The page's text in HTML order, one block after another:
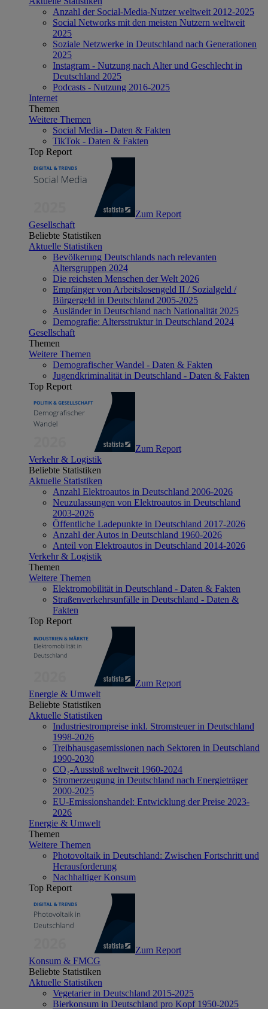
Anzahl der Social-Media-Nutzer weltweit 2012-2025
Social Networks mit den meisten Nutzern weltweit
2025
Soziale Netzwerke in Deutschland nach Generationen
2025
Instagram - Nutzung nach Alter und Geschlecht in
Deutschland 2025
Podcasts - Nutzung 2016-2025
Internet
Themen
Weitere Themen
Social Media - Daten & Fakten
TikTok - Daten & Fakten
Top Report
Zum Report
Gesellschaft
Beliebte Statistiken
Aktuelle Statistiken
Bevölkerung Deutschlands nach relevanten
Altersgruppen 2024
Die reichsten Menschen der Welt 2026
Empfänger von Arbeitslosengeld II / Sozialgeld /
Bürgergeld in Deutschland 2005-2025
Ausländer in Deutschland nach Nationalität 2025
Demografie: Altersstruktur in Deutschland 2024
Gesellschaft
Themen
Weitere Themen
Demografischer Wandel - Daten & Fakten
Jugendkriminalität in Deutschland - Daten & Fakten
Top Report
Zum Report
Verkehr & Logistik
Beliebte Statistiken
Aktuelle Statistiken
Anzahl Elektroautos in Deutschland 2006-2026
Neuzulassungen von Elektroautos in Deutschland
2003-2026
Öffentliche Ladepunkte in Deutschland 2017-2026
Anzahl der Autos in Deutschland 1960-2026
Anteil von Elektroautos in Deutschland 2014-2026
Verkehr & Logistik
Themen
Weitere Themen
Elektromobilität in Deutschland - Daten & Fakten
Straßenverkehrsunfälle in Deutschland - Daten &
Fakten
Top Report
Zum Report
Energie & Umwelt
Beliebte Statistiken
Aktuelle Statistiken
Industriestrompreise inkl. Stromsteuer in Deutschland
1998-2026
Treibhausgasemissionen nach Sektoren in Deutschland
1990-2030
CO₂-Ausstoß weltweit 1960-2024
Stromerzeugung in Deutschland nach Energieträger
2000-2025
EU-Emissionshandel: Entwicklung der Preise 2023-
2026
Energie & Umwelt
Themen
Weitere Themen
Photovoltaik in Deutschland: Zwischen Fortschritt und
Herausforderung
Nachhaltiger Konsum
Top Report
Zum Report
Konsum & FMCG
Beliebte Statistiken
Aktuelle Statistiken
Vegetarier in Deutschland 2015-2025
Bierkonsum in Deutschland pro Kopf 1950-2025